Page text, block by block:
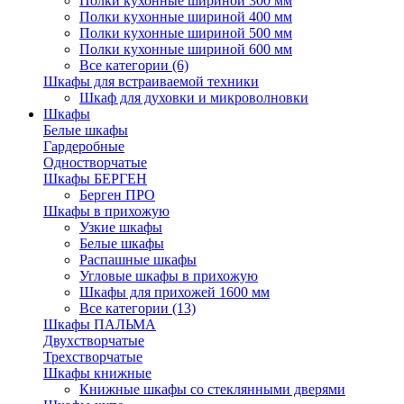
Полки кухонные шириной 400 мм
Полки кухонные шириной 500 мм
Полки кухонные шириной 600 мм
Все категории (6)
Шкафы для встраиваемой техники
Шкаф для духовки и микроволновки
Шкафы
Белые шкафы
Гардеробные
Одностворчатые
Шкафы БЕРГЕН
Берген ПРО
Шкафы в прихожую
Узкие шкафы
Белые шкафы
Распашные шкафы
Угловые шкафы в прихожую
Шкафы для прихожей 1600 мм
Все категории (13)
Шкафы ПАЛЬМА
Двухстворчатые
Трехстворчатые
Шкафы книжные
Книжные шкафы со стеклянными дверями